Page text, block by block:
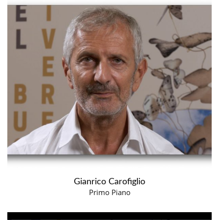
Gianrico Carofiglio
Primo Piano